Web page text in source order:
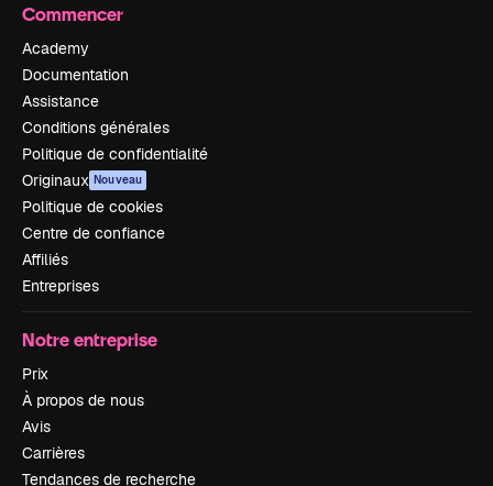
Commencer
Academy
Documentation
Assistance
Conditions générales
Politique de confidentialité
Originaux Nouveau
Politique de cookies
Centre de confiance
Affiliés
Entreprises
Notre entreprise
Prix
À propos de nous
Avis
Carrières
Tendances de recherche